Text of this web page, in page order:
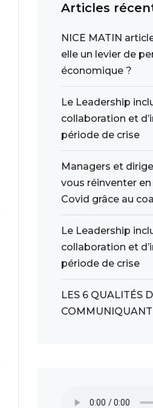
Articles
NICE MATIN
elle un levier de
économique ?
Le Leadership
collaboration et
période de crise
Managers et
vous réinventer
Covid grâce au
Le Leadership
collaboration et
période de crise
LES 6 QUALITÉS
COMMUNIQUANT